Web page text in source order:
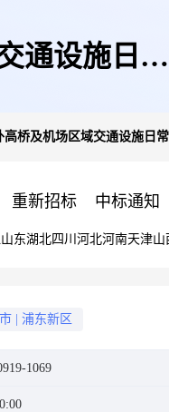
通设施日常
高桥及机场区域交通设施日
重新招标 中标通知
山东湖北四川 河北河南天津山
浦东新区
1069